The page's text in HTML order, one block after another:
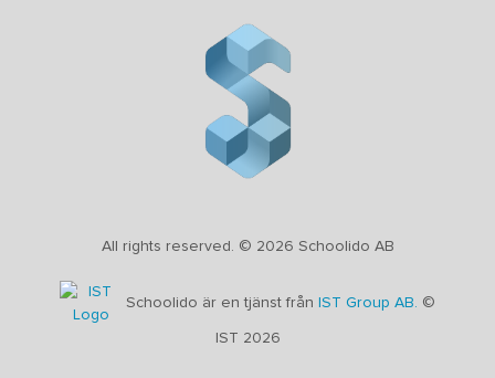
All rights reserved. © 2026 Schoolido AB
Schoolido är en tjänst från IST Group AB. ©
IST 2026